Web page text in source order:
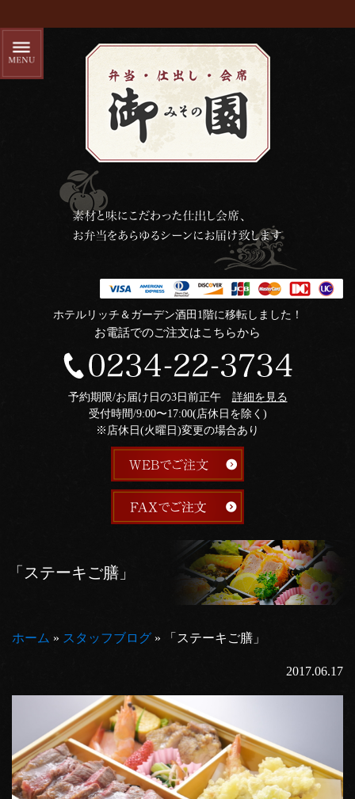
ホテルリッチ＆ガーデン酒田1階に移転しました！
お電話でのご注文はこちらから
予約期限/お届け日の3日前正午 詳細を見る
受付時間/9:00〜17:00(店休日を除く)
※店休日(火曜日)変更の場合あり
「ステーキご膳」
ホーム » スタッフブログ » 「ステーキご膳」
2017.06.17